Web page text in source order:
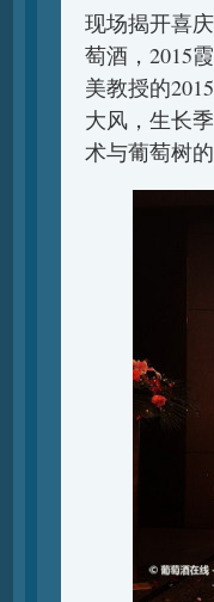
现场揭开喜
萄酒，2015
美教授的
大风，生长
术与葡萄树